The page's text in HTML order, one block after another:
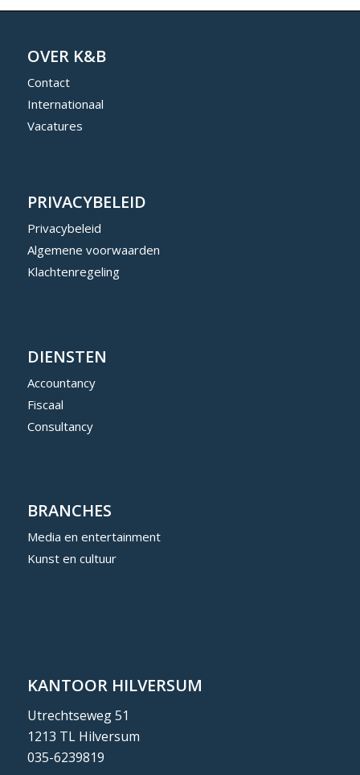
OVER K&B
Contact
Internationaal
Vacatures
PRIVACYBELEID
Privacybeleid
Algemene voorwaarden
Klachtenregeling
DIENSTEN
Accountancy
Fiscaal
Consultancy
BRANCHES
Media en entertainment
Kunst en cultuur
KANTOOR HILVERSUM
Utrechtseweg 51
1213 TL Hilversum
035-6239819